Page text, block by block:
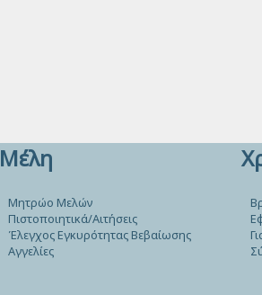
Μέλη
Μητρώο Μελών
Πιστοποιητικά/Αιτήσεις
Έλεγχος Εγκυρότητας Βεβαίωσης
Αγγελίες